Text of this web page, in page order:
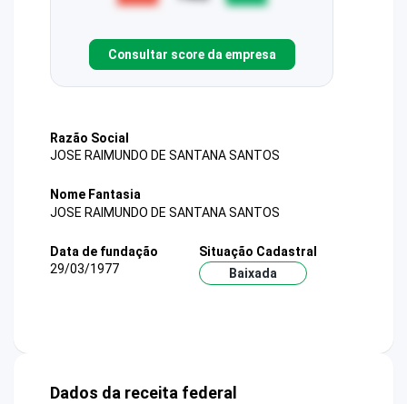
Consultar score da empresa
Razão Social
JOSE RAIMUNDO DE SANTANA SANTOS
Nome Fantasia
JOSE RAIMUNDO DE SANTANA SANTOS
Data de fundação
29/03/1977
Situação Cadastral
Baixada
Dados da receita federal